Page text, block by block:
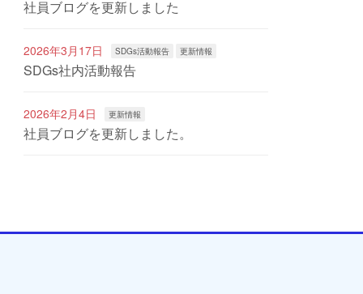
社員ブログを更新しました
2026年3月17日 SDGs活動報告 更新情報
SDGs社内活動報告
2026年2月4日 更新情報
社員ブログを更新しました。